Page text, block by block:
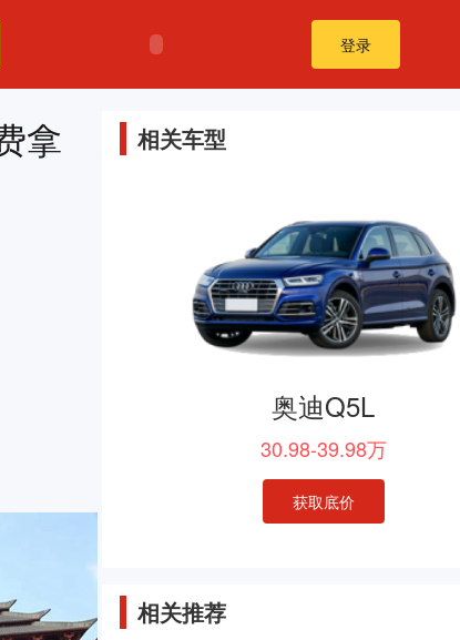
登录
拿
相关车型
奥迪Q5L
30.98-39.98万
获取底价
相关推荐